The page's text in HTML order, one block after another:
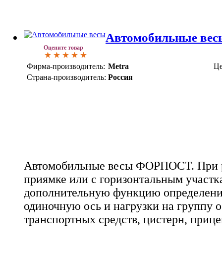
Оцените товар
Автомобильные
Фирма-производитель: Metra
Страна-производитель: Россия
Автомобильные весы ФОРПОСТ. При
приямке или с горизонтальным
дополнительную функцию
одиночную ось и нагрузки на группу
транспортных средств, цистерн,